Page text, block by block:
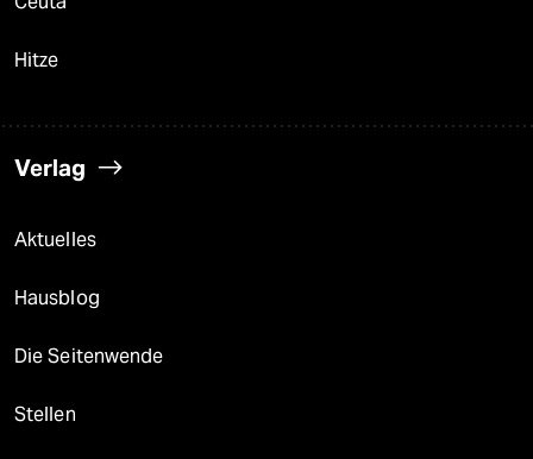
Hitze
Verlag
Aktuelles
Hausblog
Die Seitenwende
Stellen